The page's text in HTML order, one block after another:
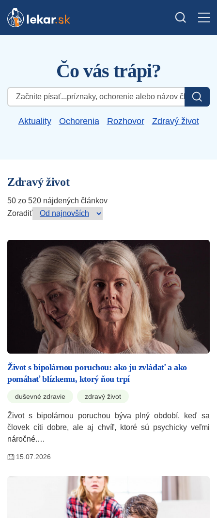
Čo vás trápi?
Hľadať:
Aktuality Ochorenia Rozhovor Zdravý život
Zdravý život
50 zo 520 nájdených článkov
Zoradiť
Život s bipolárnou poruchou: ako ju zvládať a ako
pomáhať blízkemu, ktorý ňou trpí
duševné zdravie zdravý život
Život s bipolárnou poruchou býva plný období, keď sa
človek cíti dobre, ale aj chvíľ, ktoré sú psychicky veľmi
náročné.…
15.07.2026